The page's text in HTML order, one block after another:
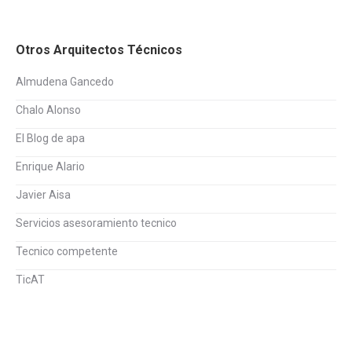
Otros Arquitectos Técnicos
Almudena Gancedo
Chalo Alonso
El Blog de apa
Enrique Alario
Javier Aisa
Servicios asesoramiento tecnico
Tecnico competente
TicAT